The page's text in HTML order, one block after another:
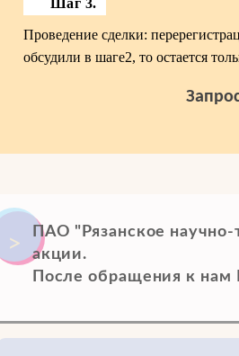
Шаг 3.
Проведение сделки:
обсудили в шаге2, то остается
ПАО "Рязанское
акции.
После обращения к нам